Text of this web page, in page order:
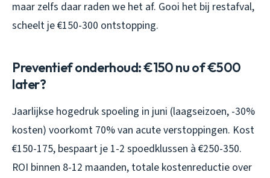
maar zelfs daar raden we het af. Gooi het bij restafval,
scheelt je €150-300 ontstopping.
Preventief onderhoud: €150 nu of €500
later?
Jaarlijkse hogedruk spoeling in juni (laagseizoen, -30%
kosten) voorkomt 70% van acute verstoppingen. Kost
€150-175, bespaart je 1-2 spoedklussen à €250-350.
ROI binnen 8-12 maanden, totale kostenreductie over